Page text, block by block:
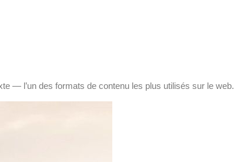
— l’un des formats de contenu les plus utilisés sur le web.